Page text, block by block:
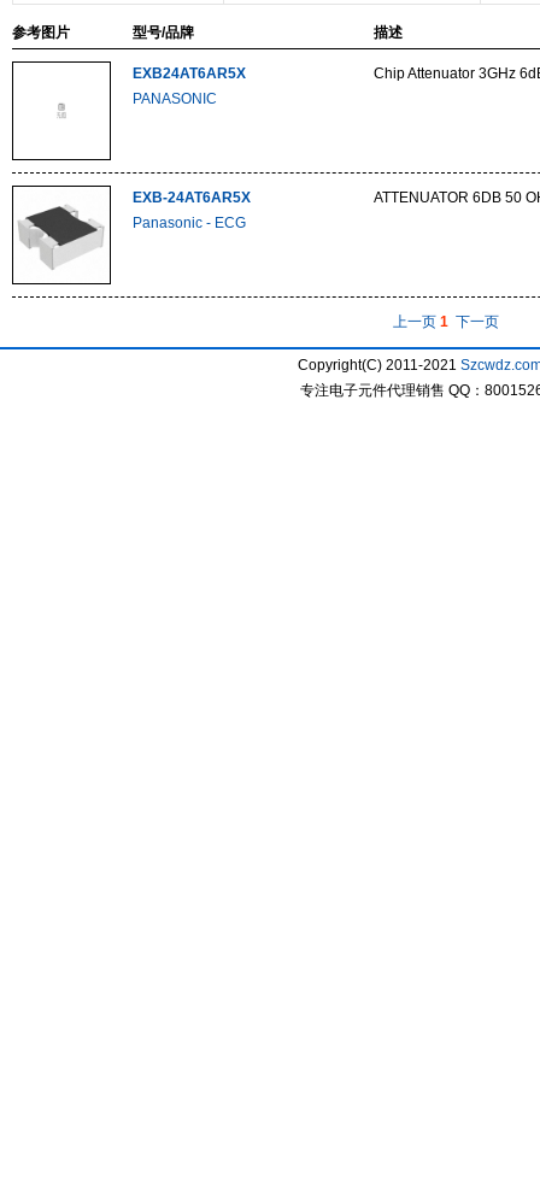
参考图片 型号/品牌 描述
EXB24AT6AR5X
PANASONIC
Chip Attenuator 3GHz
EXB-24AT6AR5X
Panasonic - ECG
ATTENUATOR 6DB 50
上一页 1 下一页
Copyright(C) 2011-2021
专注电子元件代理销售 QQ：